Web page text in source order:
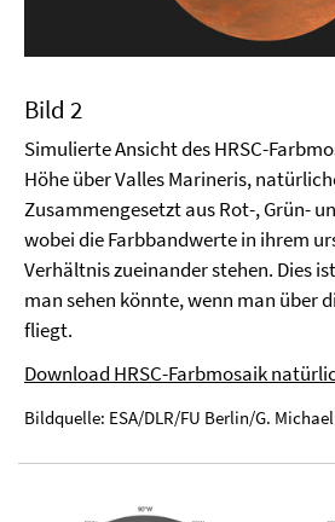
Bild 2
Simulierte Ansicht des HRSC-
Höhe über Valles Marineris,
Zusammengesetzt aus Rot-, Grün-
wobei die Farbbandwerte in ihrem
Verhältnis zueinander stehen. Dies
man sehen könnte, wenn man über
fliegt.
Download HRSC-Farbmosaik
Bildquelle: ESA/DLR/FU Berlin/G. Michael